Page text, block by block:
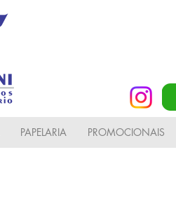
PAPELARIA PROMOCIONAIS